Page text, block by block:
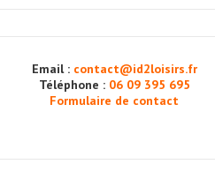
Email : contact@id2loisirs.fr
Téléphone : 06 09 395 695
Formulaire de contact